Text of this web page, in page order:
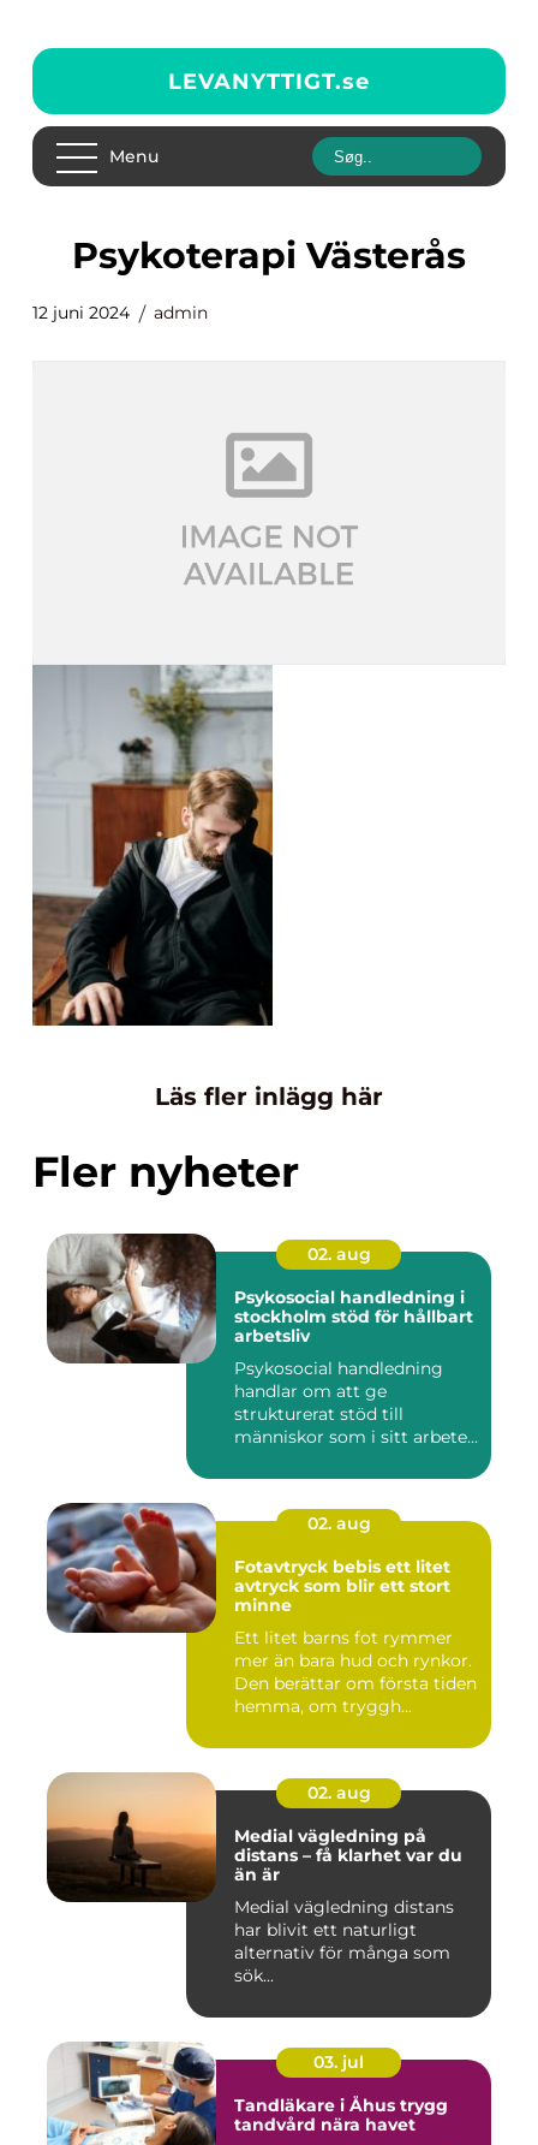
LEVANYTTIGT.se
Menu
Psykoterapi Västerås
12 juni 2024 admin
Läs fler inlägg här
Fler nyheter
02. aug
Psykosocial handledning i
stockholm stöd för hållbart
arbetsliv
Psykosocial handledning
handlar om att ge
strukturerat stöd till
människor som i sitt arbete
02. aug
Fotavtryck bebis ett litet
avtryck som blir ett stort
minne
Ett litet barns fot rymmer
mer än bara hud och rynkor.
Den berättar om första tiden
hemma, om tryggh...
02. aug
Medial vägledning på
distans – få klarhet var du
än är
Medial vägledning distans
har blivit ett naturligt
alternativ för många som
sök...
03. jul
Tandläkare i Åhus trygg
tandvård nära havet